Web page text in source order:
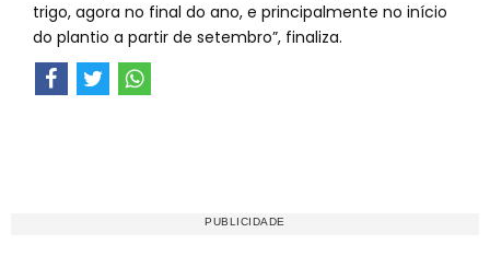
trigo, agora no final do ano, e principalmente no início
do plantio a partir de setembro”, finaliza.